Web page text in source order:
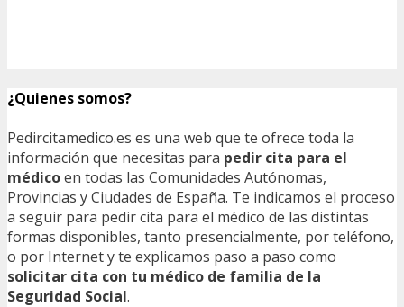
¿Quienes somos?
Pedircitamedico.es es una web que te ofrece toda la
información que necesitas para pedir cita para el
médicoen todas las Comunidades Autónomas,
Provincias y Ciudades de España. Te indicamos el proceso
a seguir para pedir cita para el médico de las distintas
formas disponibles, tanto presencialmente, por teléfono,
o por Internet y te explicamos paso a paso como
solicitar cita con tu médico de familia de la
Seguridad Social.